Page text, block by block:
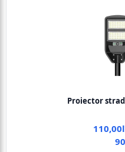
Proiector